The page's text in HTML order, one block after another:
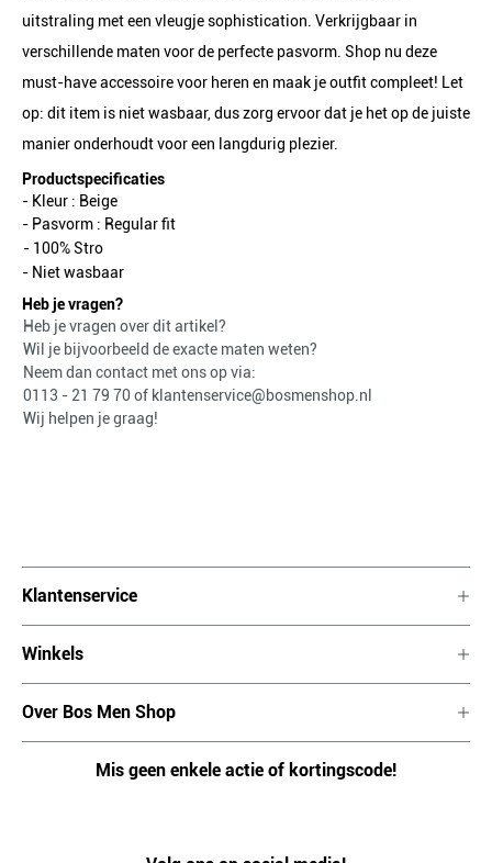
uitstraling met een vleugje sophistication. Verkrijgbaar in
verschillende maten voor de perfecte pasvorm. Shop nu deze
must-have accessoire voor heren en maak je outfit compleet! Let
op: dit item is niet wasbaar, dus zorg ervoor dat je het op de juiste
manier onderhoudt voor een langdurig plezier.
Productspecificaties
- Kleur : Beige
- Pasvorm : Regular fit
- 100% Stro
- Niet wasbaar
Heb je vragen?
Heb je vragen over dit artikel?
Wil je bijvoorbeeld de exacte maten weten?
Neem dan contact met ons op via:
0113 - 21 79 70 of klantenservice@bosmenshop.nl
Wij helpen je graag!
Klantenservice
Winkels
Over Bos Men Shop
Mis geen enkele actie of kortingscode!